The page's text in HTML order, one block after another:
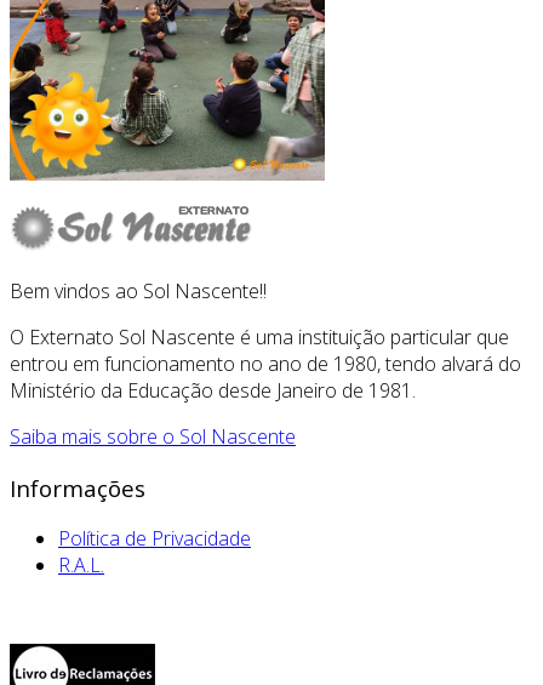
Bem vindos ao Sol Nascente!!
O Externato Sol Nascente é uma instituição particular que
entrou em funcionamento no ano de 1980, tendo alvará do
Ministério da Educação desde Janeiro de 1981.
Saiba mais sobre o Sol Nascente
Informações
Política de Privacidade
R.A.L.